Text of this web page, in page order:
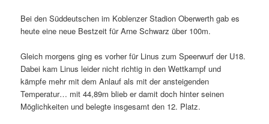
Bei den Süddeutschen im Koblenzer Stadion Oberwerth gab es
heute eine neue Bestzeit für Arne Schwarz über 100m.
Gleich morgens ging es vorher für Linus zum Speerwurf der U18.
Dabei kam Linus leider nicht richtig in den Wettkampf und
kämpfe mehr mit dem Anlauf als mit der ansteigenden
Temperatur… mit 44,89m blieb er damit doch hinter seinen
Möglichkeiten und belegte insgesamt den 12. Platz.